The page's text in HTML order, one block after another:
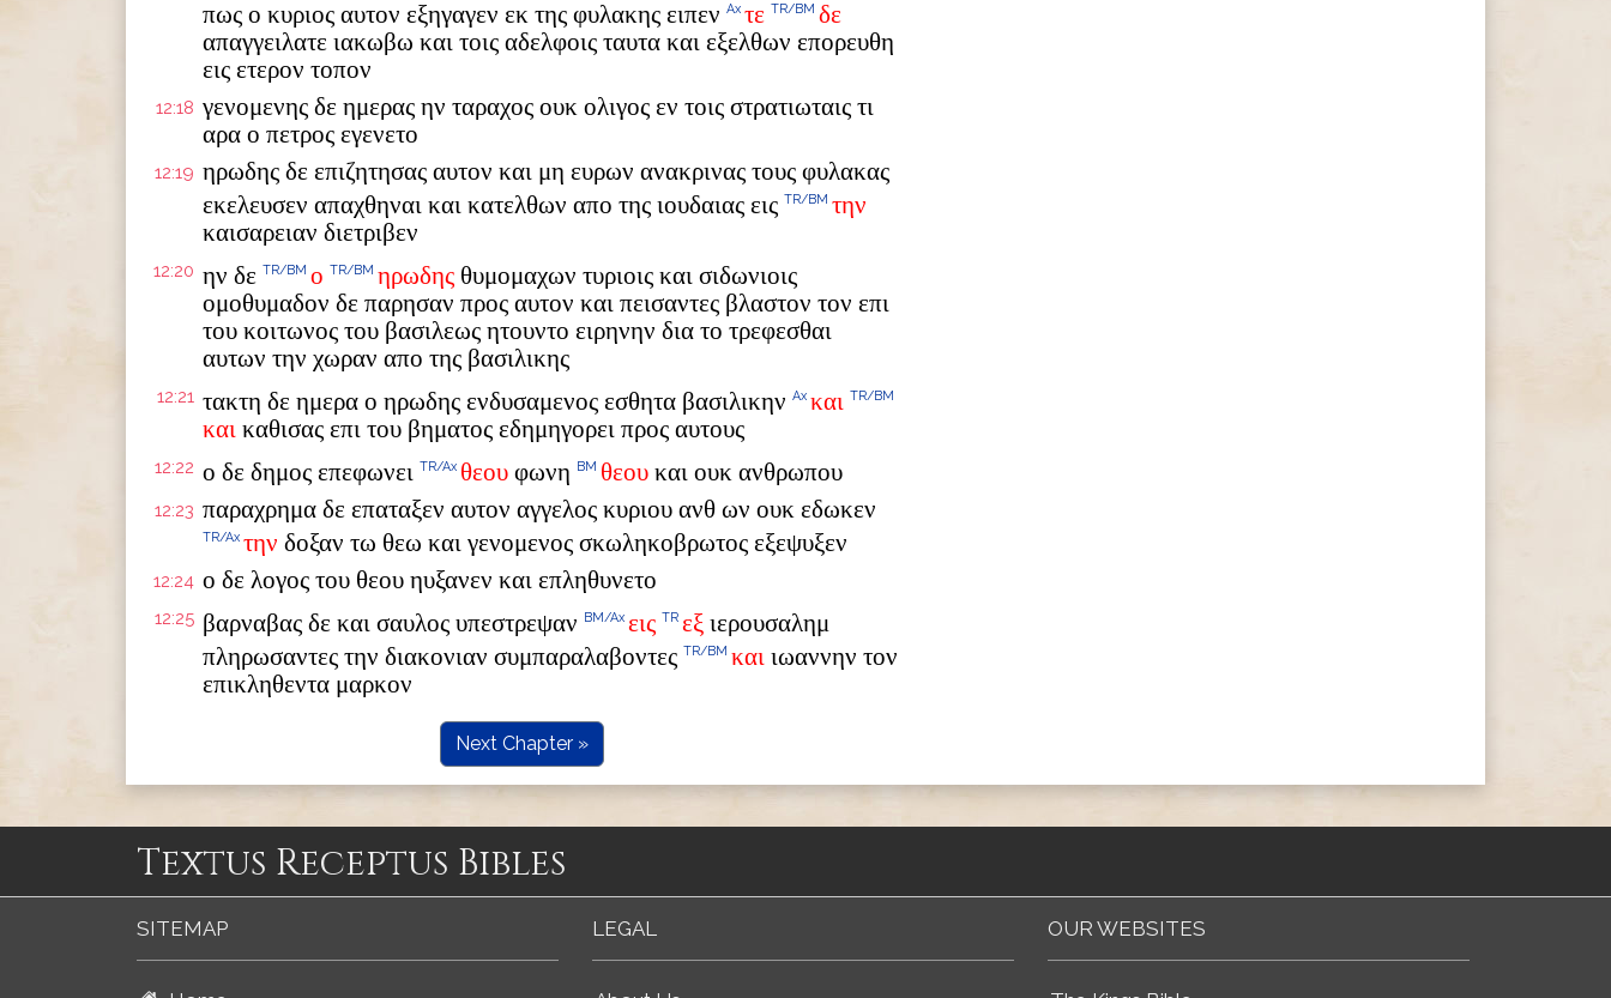
πως ο κυριος αυτον εξηγαγεν εκ της φυλακης ειπεν Ax τε TR/BM δε
απαγγειλατε ιακωβω και τοις αδελφοις ταυτα και εξελθων επορευθη
εις ετερον τοπον
12:18 γενομενης δε ημερας ην ταραχος ουκ ολιγος εν τοις στρατιωταις τι
αρα ο πετρος εγενετο
12:19 ηρωδης δε επιζητησας αυτον και μη ευρων ανακρινας τους φυλακας
εκελευσεν απαχθηναι και κατελθων απο της ιουδαιας εις TR/BM την
καισαρειαν διετριβεν
12:20 ην δε TR/BM ο TR/BM ηρωδης θυμομαχων τυριοις και σιδωνιοις
ομοθυμαδον δε παρησαν προς αυτον και πεισαντες βλαστον τον επι
του κοιτωνος του βασιλεως ητουντο ειρηνην δια το τρεφεσθαι
αυτων την χωραν απο της βασιλικης
12:21 τακτη δε ημερα ο ηρωδης ενδυσαμενος εσθητα βασιλικην Ax και TR/BM
και καθισας επι του βηματος εδημηγορει προς αυτους
12:22 ο δε δημος επεφωνει TR/Ax θεου φωνη BM θεου και ουκ ανθρωπου
12:23 παραχρημα δε επαταξεν αυτον αγγελος κυριου ανθ ων ουκ εδωκεν
TR/Ax την δοξαν τω θεω και γενομενος σκωληκοβρωτος εξεψυξεν
12:24 ο δε λογος του θεου ηυξανεν και επληθυνετο
12:25 βαρναβας δε και σαυλος υπεστρεψαν BM/Ax εις TR εξ ιερουσαλημ
πληρωσαντες την διακονιαν συμπαραλαβοντες TR/BM και ιωαννην τον
επικληθεντα μαρκον
Next Chapter »
Textus Receptus Bibles
SITEMAP LEGAL OUR WEBSITES